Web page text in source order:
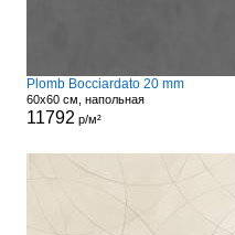
Plomb Bocciardato 20 mm
60x60 см, напольная
11792 р/м²